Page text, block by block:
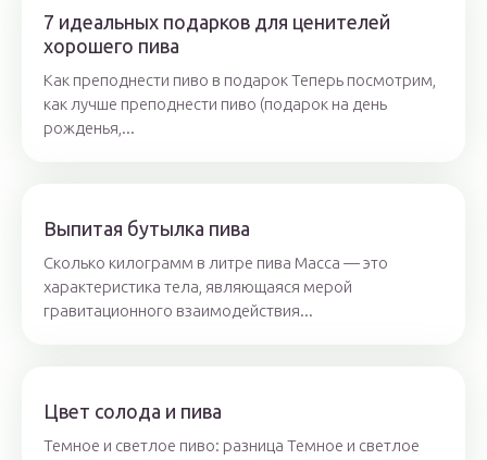
7 идеальных подарков для ценителей
хорошего пива
Как преподнести пиво в подарок Теперь посмотрим,
как лучше преподнести пиво (подарок на день
рожденья,...
Выпитая бутылка пива
Сколько килограмм в литре пива Масса — это
характеристика тела, являющаяся мерой
гравитационного взаимодействия...
Цвет солода и пива
Темное и светлое пиво: разница Темное и светлое